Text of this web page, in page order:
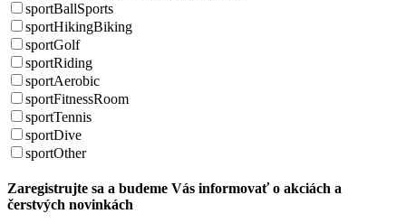
sportBallSports
sportHikingBiking
sportGolf
sportRiding
sportAerobic
sportFitnessRoom
sportTennis
sportDive
sportOther
Zaregistrujte sa a budeme Vás informovať o akciách a
čerstvých novinkách